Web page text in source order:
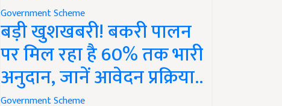
Government Scheme
बड़ी खुशखबरी! बकरी पालन
पर मिल रहा है 60% तक भारी
अनुदान, जानें आवेदन प्रक्रिया..
Government Scheme